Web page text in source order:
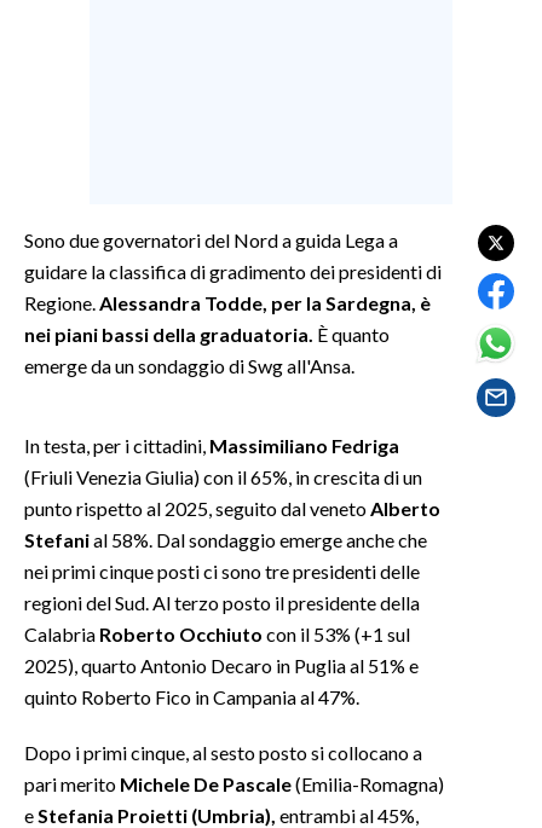
CULTURA
SPETTACOLI
SALUTE
SARDEGNA TURISMO
NOTIZIE
EVENTI
#CARAUNIONE
3 MINUTI CON
INSULARITÀ
Sono due governatori del Nord a guida Lega a
guidare la classifica di gradimento dei presidenti di
Regione. Alessandra Todde, per la Sardegna, è
nei piani bassi della graduatoria. È quanto
emerge da un sondaggio di Swg all'Ansa.
In testa, per i cittadini, Massimiliano Fedriga
(Friuli Venezia Giulia) con il 65%, in crescita di un
punto rispetto al 2025, seguito dal veneto Alberto
Stefanial 58%. Dal sondaggio emerge anche che
nei primi cinque posti ci sono tre presidenti delle
regioni del Sud. Al terzo posto il presidente della
Calabria Roberto Occhiuto con il 53% (+1 sul
2025), quarto Antonio Decaro in Puglia al 51% e
quinto Roberto Fico in Campania al 47%.
Dopo i primi cinque, al sesto posto si collocano a
pari merito Michele De Pascale(Emilia-Romagna)
e Stefania Proietti (Umbria), entrambi al 45%,